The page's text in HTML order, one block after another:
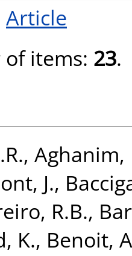
Article
items: 23.
, Aghanim,
J.,
R.B.,
K., Benoit,